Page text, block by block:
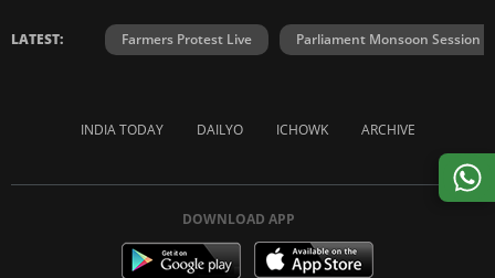
LATEST: Farmers Protest Live Parliament Monsoon Session
INDIA TODAY DAILYO ICHOWK ARCHIVE
DOWNLOAD APP